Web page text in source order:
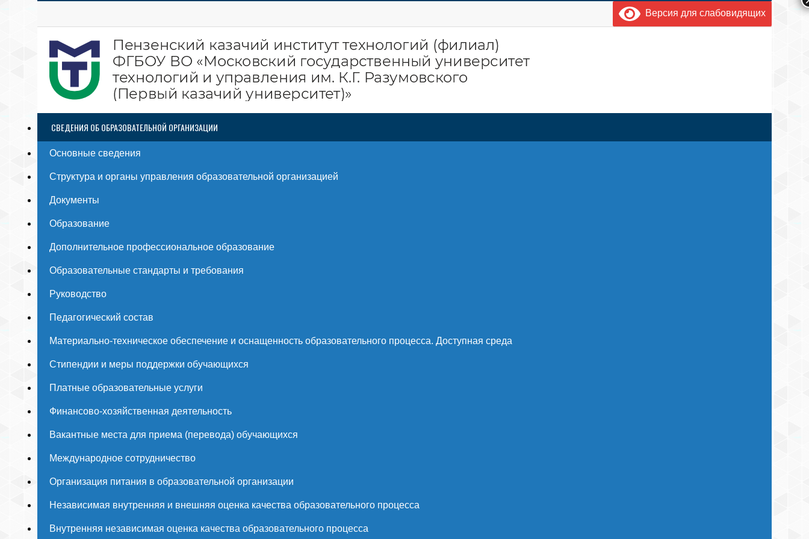
Версия для слабовидящих
СВЕДЕНИЯ ОБ ОБРАЗОВАТЕЛЬНОЙ ОРГАНИЗАЦИИ
Основные сведения
Структура и органы управления образовательной организацией
Документы
Образование
Дополнительное профессиональное образование
Образовательные стандарты и требования
Руководство
Педагогический состав
Материально-техническое обеспечение и оснащенность образовательного процесса. Доступная среда
Стипендии и меры поддержки обучающихся
Платные образовательные услуги
Финансово-хозяйственная деятельность
Вакантные места для приема (перевода) обучающихся
Международное сотрудничество
Организация питания в образовательной организации
Независимая внутренняя и внешняя оценка качества образовательного процесса
Внутренняя независимая оценка качества образовательного процесса